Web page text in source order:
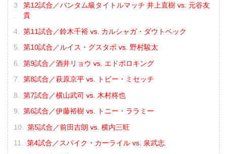
第12試合／バンタム級タイトルマッチ 井上直樹 vs. 元谷友
貴
第11試合／鈴木千裕 vs. カルシャガ・ダウトベック
第10試合／ルイス・グスタボ vs. 野村駿太
第9試合／酒井リョウ vs. エドポロキング
第8試合／萩原京平 vs. トビー・ミセッチ
第7試合／横山武司 vs. 木村柊也
第6試合／伊藤裕樹 vs. トニー・ララミー
第5試合／前田吉朗 vs. 横内三旺
第4試合／スパイク・カーライル vs. 泉武志